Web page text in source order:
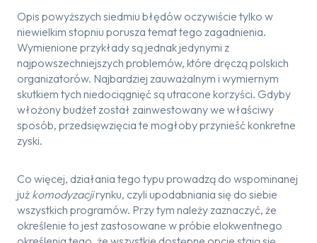
Opis powyższych siedmiu błędów oczywiście tylko w
niewielkim stopniu porusza temat tego zagadnienia.
Wymienione przykłady są jednak jedynymi z
najpowszechniejszych problemów, które dręczą polskich
organizatorów. Najbardziej zauważalnym i wymiernym
skutkiem tych niedociągnięć są utracone korzyści. Gdyby
włożony budżet został zainwestowany we właściwy
sposób, przedsięwzięcia te mogłoby przynieść konkretne
zyski.
Co więcej, działania tego typu prowadzą do wspominanej
już komodyzacjirynku, czyli upodabniania się do siebie
wszystkich programów. Przy tym należy zaznaczyć, że
określenie to jest zastosowane w próbie elokwentnego